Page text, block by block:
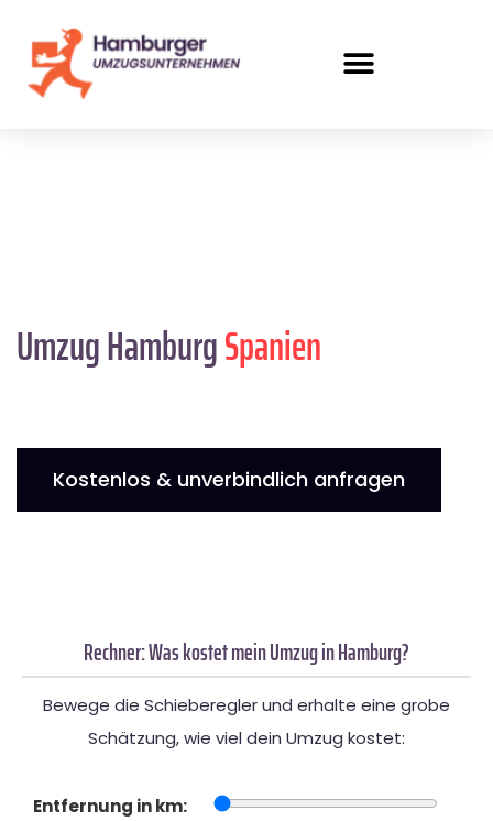
Umzug HamburgSpanien
Kostenlos & unverbindlich anfragen
Rechner: Was kostet mein Umzug in Hamburg?
Bewege die Schieberegler und erhalte eine grobe
Schätzung, wie viel dein Umzug kostet:
Entfernung in km: